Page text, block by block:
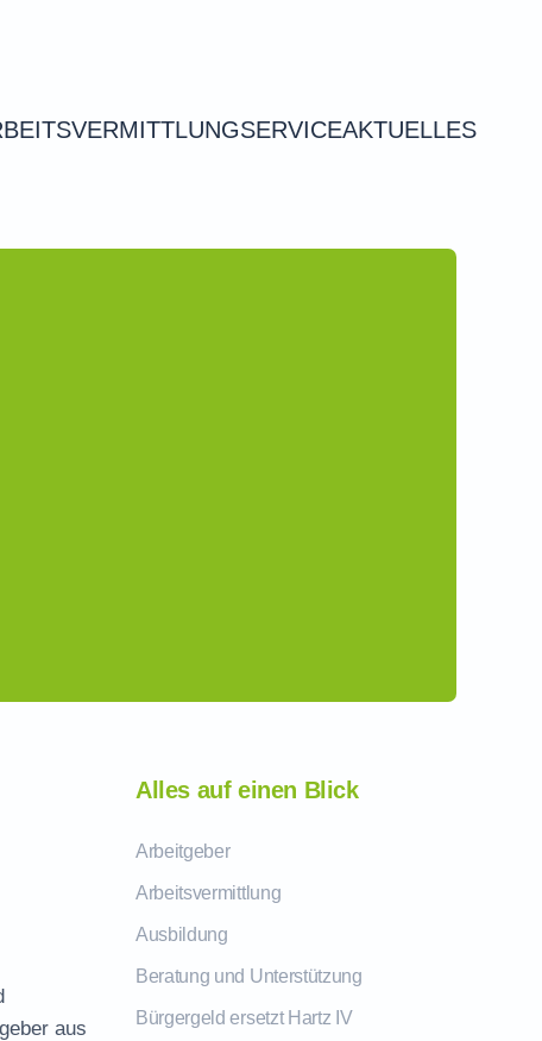
SERVICEAKTUELLES
aus
Alles auf einen Blick
Arbeitgeber
Arbeitsvermittlung
Ausbildung
Beratung und Unterstützung
Bürgergeld ersetzt Hartz IV